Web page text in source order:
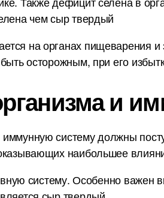
чем сыр твердый
на органах пищеварения
осторожным, при его
и
систему должны
наибольшее
систему. Особенно важен